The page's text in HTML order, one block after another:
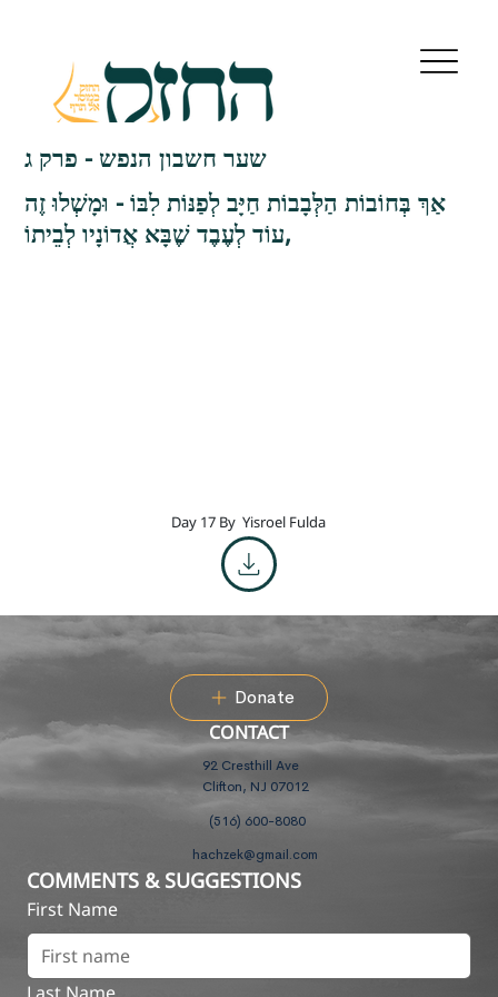
שער חשבון הנפש - פרק ג
אַךְ בְּחוֹבוֹת הַלְּבָבוֹת חַיָּב לְפַנּוֹת לִבּוֹ - וּמָשְׁלוּ זֶה
עוֹד לְעֶבֶד שֶׁבָּא אֲדוֹנָיו לְבֵיתוֹ,
Day 17 By Yisroel Fulda
Donate
CONTACT
92 Cresthill Ave
Clifton, NJ 07012
(516) 600-8080
hachzek@gmail.com
COMMENTS & SUGGESTIONS
First Name